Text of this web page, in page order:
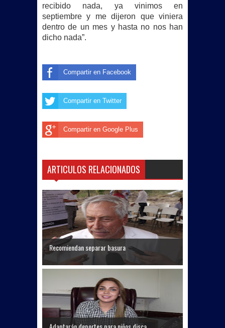
recibido nada, ya vinimos en
septiembre y me dijeron que viniera
dentro de un mes y hasta no nos han
dicho nada”.
Compartir en Facebook
Compartir en Twitter
Compartir en Google Plus
ARTICULOS RELACIONADOS
Recomiendan separar basura